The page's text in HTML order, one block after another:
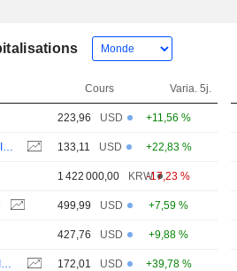
Cours Varia. 5j.
223,96 USD +11,56 %
133,11 USD +22,83 %
1 422 000,00 KRW-17,23 %
499,99 USD +7,59 %
427,76 USD +9,88 %
172,01 USD +39,78 %